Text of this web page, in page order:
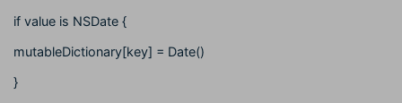
if value is NSDate {
mutableDictionary[key] = Date()
}